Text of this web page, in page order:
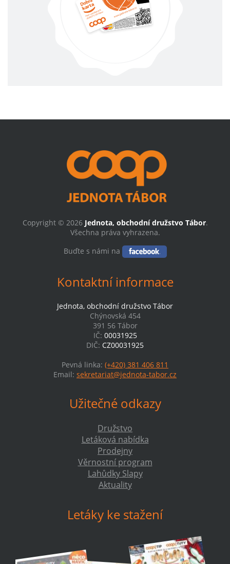
Copyright © 2026 Jednota, obchodní družstvo Tábor.
Všechna práva vyhrazena.
Buďte s námi na
Kontaktní informace
Jednota, obchodní družstvo Tábor
Chýnovská 454
391 56 Tábor
IČ: 00031925
DIČ: CZ00031925
Pevná linka: (+420) 381 406 811
Email: sekretariat@jednota-tabor.cz
Užitečné odkazy
Družstvo
Letáková nabídka
Prodejny
Věrnostní program
Lahůdky Slapy
Aktuality
Letáky ke stažení